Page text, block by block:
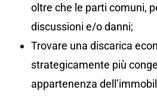
oltre che le parti comuni,
discussioni e/o danni;
Trovare una discarica
strategicamente più
appartenenza